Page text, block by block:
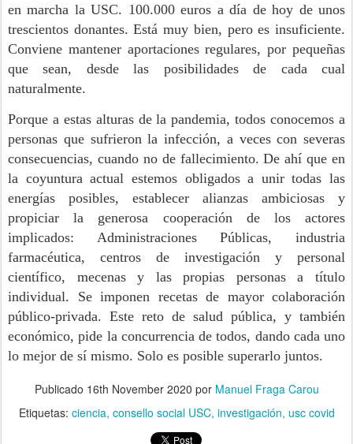
en marcha la USC. 100.000 euros a día de hoy de unos
trescientos donantes. Está muy bien, pero es insuficiente.
Conviene mantener aportaciones regulares, por pequeñas
que sean, desde las posibilidades de cada cual
naturalmente.
Porque a estas alturas de la pandemia, todos conocemos a
personas que sufrieron la infección, a veces con severas
consecuencias, cuando no de fallecimiento. De ahí que en
la coyuntura actual estemos obligados a unir todas las
energías posibles, establecer alianzas ambiciosas y
propiciar la generosa cooperación de los actores
implicados: Administraciones Públicas, industria
farmacéutica, centros de investigación y personal
científico, mecenas y las propias personas a título
individual. Se imponen recetas de mayor colaboración
público-privada. Este reto de salud pública, y también
económico, pide la concurrencia de todos, dando cada uno
lo mejor de sí mismo. Solo es posible superarlo juntos.
Publicado 16th November 2020 por Manuel Fraga Carou
Etiquetas: ciencia consello social USC investigación usc covid